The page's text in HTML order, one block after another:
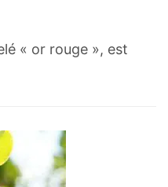
« or rouge », est